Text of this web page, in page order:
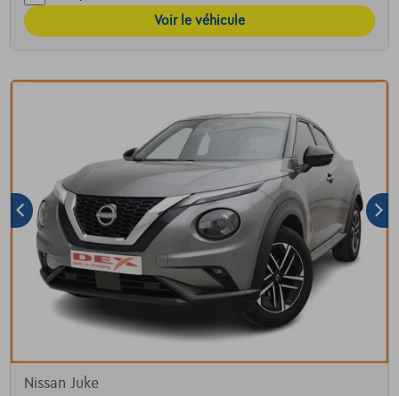
Voir le véhicule
Nissan Juke